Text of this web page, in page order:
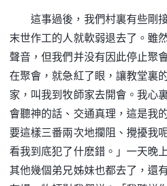
這事過後，我們村裏有些剛
末世作工的人就軟弱退去了。雖
聲音，但我們并没有因此停止聚
在聚會，就急紅了眼，讓教堂裏
家，叫我到牧師家去開會。我心
會聽神的話、交通真理，這是我
要這樣三番兩次地攔阻、攪擾我
看我到底犯了什麽錯。」一天晚
其他幾個弟兄姊妹也都去了，還